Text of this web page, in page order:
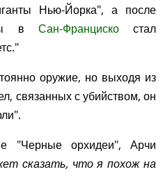
Нью-Йорка", а после
в Сан-Францискостал
оружие, но выходя из
связанных с убийством, он
"Черные орхидеи", Арчи
сказать, что я похож на